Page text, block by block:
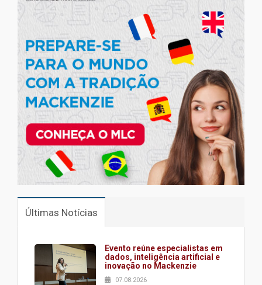
Últimas Notícias
Evento reúne especialistas em
dados, inteligência artificial e
inovação no Mackenzie
07.08.2026